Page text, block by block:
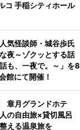
コ 手稲シティホール
気怪談師・城谷歩氏
夜～ゾクッとする話
も、一夜で。～」を8
館にて開催！
章月グランドホテ
の自由旅×貸切風呂
える温泉旅を